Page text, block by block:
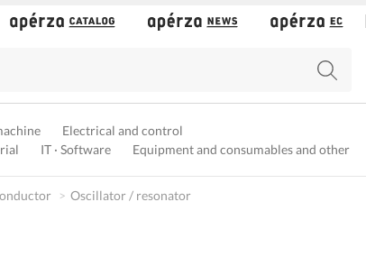
Electrical and control
IT · Software Equipment and consumables and other
Oscillator / resonator